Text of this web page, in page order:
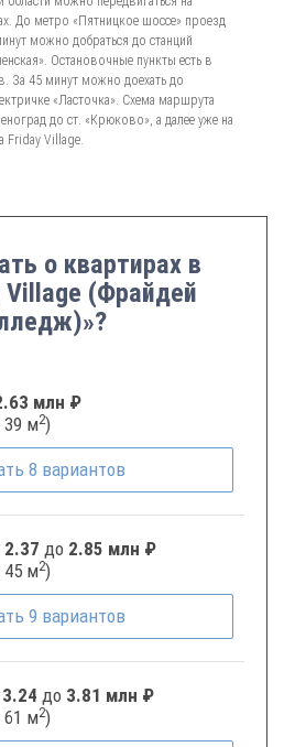
До метро «Пятницкое шоссе» проезд
можно добраться до станций
Остановочные пункты есть в
За 45 минут можно доехать до
«Ласточка». Схема маршрута
до ст. «Крюково», а далее уже на
Friday Village.
о квартирах в
(Фрайдей
млн ₽
39 м2)
8 вариантов
2.37 до 2.85 млн ₽
45 м2)
9 вариантов
3.24 до 3.81 млн ₽
61 м2)